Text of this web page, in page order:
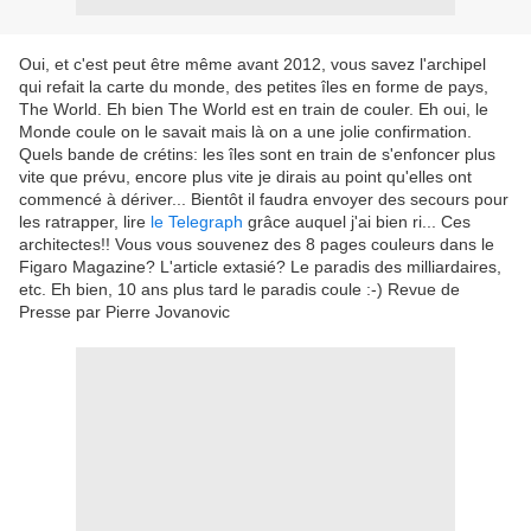
Oui, et c'est peut être même avant 2012, vous savez l'archipel
qui refait la carte du monde, des petites îles en forme de pays,
The World. Eh bien The World est en train de couler. Eh oui, le
Monde coule on le savait mais là on a une jolie confirmation.
Quels bande de crétins: les îles sont en train de s'enfoncer plus
vite que prévu, encore plus vite je dirais au point qu'elles ont
commencé à dériver... Bientôt il faudra envoyer des secours pour
les ratrapper, lire le Telegraph grâce auquel j'ai bien ri... Ces
architectes!! Vous vous souvenez des 8 pages couleurs dans le
Figaro Magazine? L'article extasié? Le paradis des milliardaires,
etc. Eh bien, 10 ans plus tard le paradis coule :-) Revue de
Presse par Pierre Jovanovic